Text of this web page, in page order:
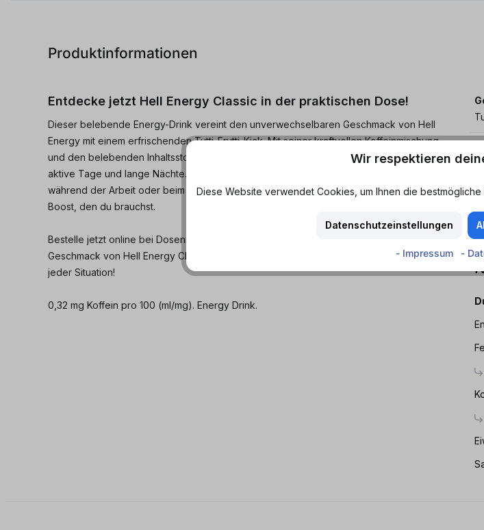
Produktinformationen
Entdecke jetzt Hell Energy Classic in der praktischen Dose!
Dieser belebende Energy-Drink vereint den unverwechselbaren Geschmack von Hell
Energy mit einem erfrischenden Tutti-Frutti-Kick. Mit seiner kraftvollen Koffeinmischung
und den belebenden Inhaltsstoffen ist Hell Energy Classic der ideale Begleiter für
aktive Tage und lange Nächte. Egal, ob du einen Energieschub vor dem Training,
während der Arbeit oder beim Ausgehen brauchst - Hell Energy Classic gibt dir den
Boost, den du brauchst.
Bestelle jetzt online bei Dosenmatrosen.de und erlebe den unverwechselbaren
Geschmack von Hell Energy Classic - für mehr Energie und Durchhaltevermögen in
jeder Situation!
0,32 mg Koffein pro 100 (ml/mg). Energy Drink.
Wir respektieren
Diese Website verwendet Cookies, um Ihnen die bestmögliche
Datenschutzeinstellungen
- Impressum -